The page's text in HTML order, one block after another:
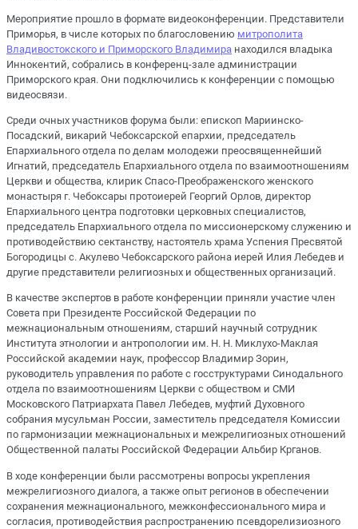
Мероприятие прошло в формате видеоконференции. Представители
Приморья, в числе которых по благословению митрополита
Владивостокского и Приморского Владимира находился владыка
Иннокентий, собрались в конференц-зале администрации
Приморского края. Они подключились к конференции с помощью
видеосвязи.
Среди очных участников форума были: епископ Мариинско-
Посадский, викарий Чебоксарской епархии, председатель
Епархиального отдела по делам молодежи преосвященнейший
Игнатий, председатель Епархиального отдела по взаимоотношениям
Церкви и общества, клирик Спасо-Преображенского женского
монастыря г. Чебоксары протоиерей Георгий Орлов, директор
Епархиального центра подготовки церковных специалистов,
председатель Епархиального отдела по миссионерскому служению и
противодействию сектанству, настоятель храма Успения Пресвятой
Богородицы с. Акулево Чебоксарского района иерей Илия Лебедев и
другие представители религиозных и общественных организаций.
В качестве экспертов в работе конференции приняли участие член
Совета при Президенте Российской Федерации по
межнациональным отношениям, старший научный сотрудник
Института этнологии и антропологии им. Н. Н. Миклухо-Маклая
Российской академии наук, профессор Владимир Зорин,
руководитель управления по работе с госструктурами Синодального
отдела по взаимоотношениям Церкви с обществом и СМИ
Московского Патриархата Павел Лебедев, муфтий Духовного
собрания мусульман России, заместитель председателя Комиссии
по гармонизации межнациональных и межрелигиозных отношений
Общественной палаты Российской Федерации Альбир Крганов.
В ходе конференции были рассмотрены вопросы укрепления
межрелигиозного диалога, а также опыт регионов в обеспечении
сохранения межнационального, межконфессионального мира и
согласия, противодействия распространению псевдорелизиозного